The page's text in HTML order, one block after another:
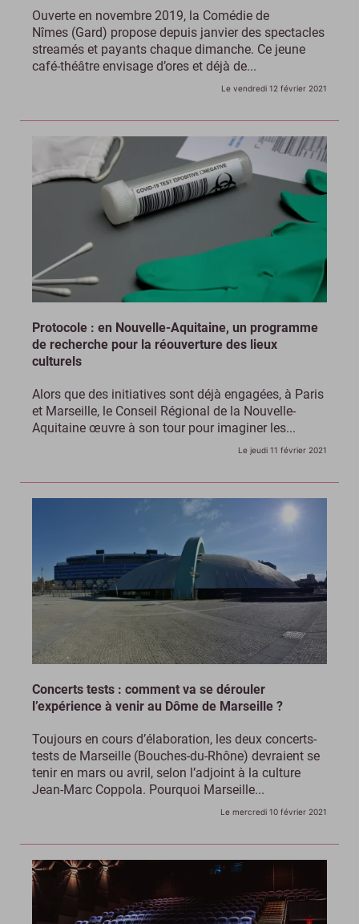
Ouverte en novembre 2019, la Comédie de
Nîmes (Gard) propose depuis janvier des spectacles
streamés et payants chaque dimanche. Ce jeune
café-théâtre envisage d’ores et déjà de...
Le vendredi 12 février 2021
Protocole : en Nouvelle-Aquitaine, un programme
de recherche pour la réouverture des lieux
culturels
Alors que des initiatives sont déjà engagées, à Paris
et Marseille, le Conseil Régional de la Nouvelle-
Aquitaine œuvre à son tour pour imaginer les...
Le jeudi 11 février 2021
Concerts tests : comment va se dérouler
l’expérience à venir au Dôme de Marseille ?
Toujours en cours d’élaboration, les deux concerts-
tests de Marseille (Bouches-du-Rhône) devraient se
tenir en mars ou avril, selon l’adjoint à la culture
Jean-Marc Coppola. Pourquoi Marseille...
Le mercredi 10 février 2021